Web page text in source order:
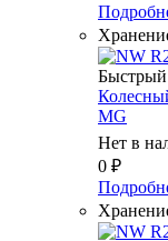
MG
Нет в
0 ₽